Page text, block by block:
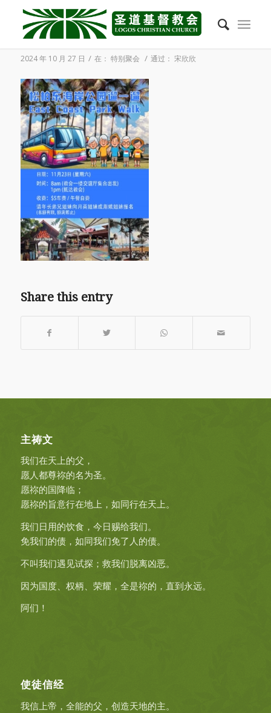
2024年11月23日 松柏东海岸公园遛一遛
2024 年 10 月 27 日 / 在： 特别聚会 / 通过： 宋欣欣
Share this entry
主祷文
我们在天上的父，
愿人都尊祢的名为圣。
愿祢的国降临；
愿祢的旨意行在地上，如同行在天上。
我们日用的饮食，今日赐给我们。
免我们的债，如同我们免了人的债。
不叫我们遇见试探；救我们脱离凶恶。
因为国度、权柄、荣耀，全是祢的，直到永远。
阿们！
使徒信经
我信上帝，全能的父，创造天地的主。